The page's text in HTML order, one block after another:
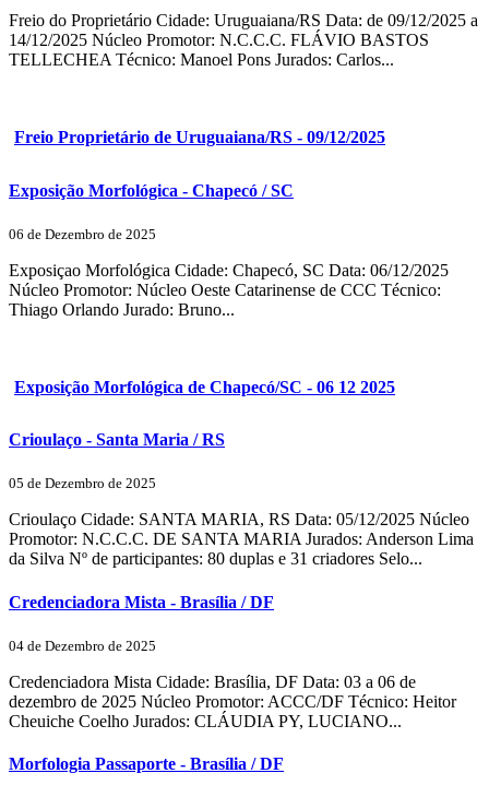
Freio do Proprietário Cidade: Uruguaiana/RS Data: de 09/12/2025 a
14/12/2025 Núcleo Promotor: N.C.C.C. FLÁVIO BASTOS
TELLECHEA Técnico: Manoel Pons Jurados: Carlos...
Freio Proprietário de Uruguaiana/RS - 09/12/2025
Exposição Morfológica - Chapecó / SC
06 de Dezembro de 2025
Exposiçao Morfológica Cidade: Chapecó, SC Data: 06/12/2025
Núcleo Promotor: Núcleo Oeste Catarinense de CCC Técnico:
Thiago Orlando Jurado: Bruno...
Exposição Morfológica de Chapecó/SC - 06 12 2025
Crioulaço - Santa Maria / RS
05 de Dezembro de 2025
Crioulaço Cidade: SANTA MARIA, RS Data: 05/12/2025 Núcleo
Promotor: N.C.C.C. DE SANTA MARIA Jurados: Anderson Lima
da Silva Nº de participantes: 80 duplas e 31 criadores Selo...
Credenciadora Mista - Brasília / DF
04 de Dezembro de 2025
Credenciadora Mista Cidade: Brasília, DF Data: 03 a 06 de
dezembro de 2025 Núcleo Promotor: ACCC/DF Técnico: Heitor
Cheuiche Coelho Jurados: CLÁUDIA PY, LUCIANO...
Morfologia Passaporte - Brasília / DF